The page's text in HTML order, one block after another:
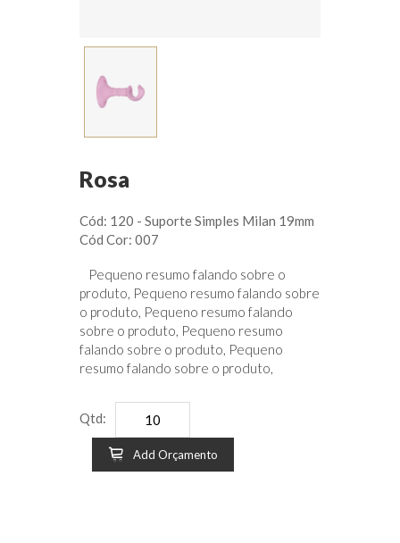
Rosa
Cód: 120 - Suporte Simples Milan 19mm
Cód Cor: 007
Pequeno resumo falando sobre o
produto, Pequeno resumo falando sobre
o produto, Pequeno resumo falando
sobre o produto, Pequeno resumo
falando sobre o produto, Pequeno
resumo falando sobre o produto,
Qtd:
Add Orçamento